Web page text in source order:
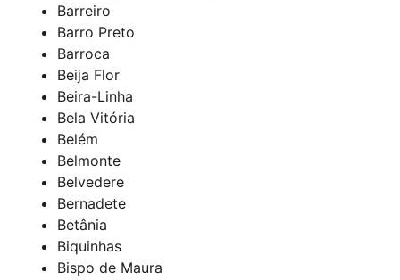
Barreiro
Barro Preto
Barroca
Beija Flor
Beira-Linha
Bela Vitória
Belém
Belmonte
Belvedere
Bernadete
Betânia
Biquinhas
Bispo de Maura